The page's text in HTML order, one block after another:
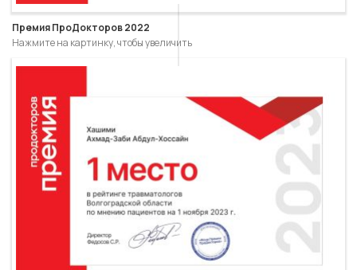
Премия ПроДокторов 2022
Нажмите на картинку, чтобы увеличить